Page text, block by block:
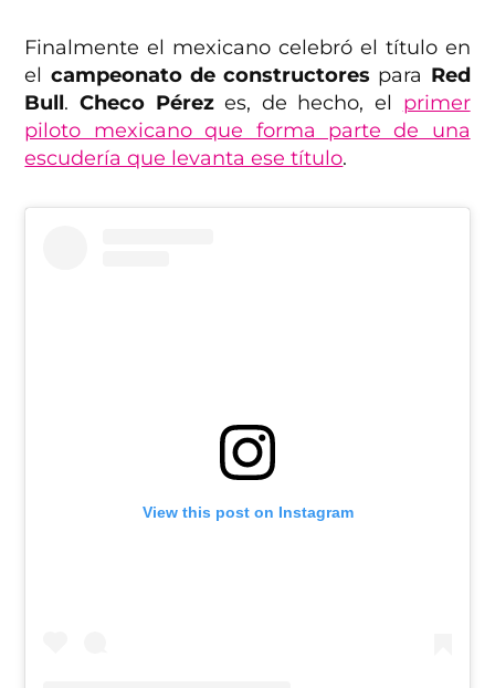
Finalmente el mexicano celebró el título en
el campeonato de constructores para Red
Bull.Checo Pérezes, de hecho, el primer
piloto mexicano que forma parte de una
escudería que levanta ese título.
View this post on Instagram